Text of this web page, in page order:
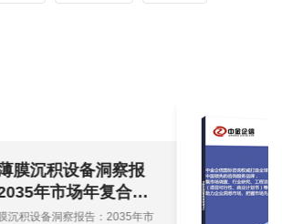
备洞察报
年复合增
中金企
报告：2035年市